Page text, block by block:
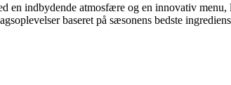
indbydende atmosfære og en innovativ
baseret på sæsonens bedste